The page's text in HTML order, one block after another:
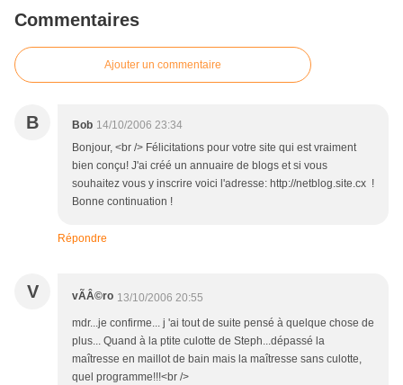
Commentaires
Ajouter un commentaire
B Bob 14/10/2006 23:34
Bonjour, <br /> Félicitations pour votre site qui est vraiment
bien conçu! J'ai créé un annuaire de blogs et si vous
souhaitez vous y inscrire voici l'adresse: http://netblog.site.cx !
Bonne continuation !
Répondre
V vÃÂ©ro 13/10/2006 20:55
mdr...je confirme... j 'ai tout de suite pensé à quelque chose de
plus... Quand à la ptite culotte de Steph...dépassé la
maîtresse en maillot de bain mais la maîtresse sans culotte,
quel programme!!!<br />